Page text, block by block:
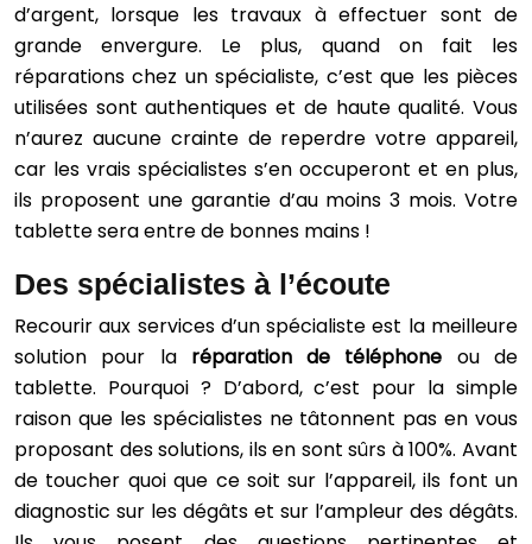
d’argent, lorsque les travaux à effectuer sont de
grande envergure. Le plus, quand on fait les
réparations chez un spécialiste, c’est que les pièces
utilisées sont authentiques et de haute qualité. Vous
n’aurez aucune crainte de reperdre votre appareil,
car les vrais spécialistes s’en occuperont et en plus,
ils proposent une garantie d’au moins 3 mois. Votre
tablette sera entre de bonnes mains !
Des spécialistes à l’écoute
Recourir aux services d’un spécialiste est la meilleure
solution pour la réparation de téléphone ou de
tablette. Pourquoi ? D’abord, c’est pour la simple
raison que les spécialistes ne tâtonnent pas en vous
proposant des solutions, ils en sont sûrs à 100%. Avant
de toucher quoi que ce soit sur l’appareil, ils font un
diagnostic sur les dégâts et sur l’ampleur des dégâts.